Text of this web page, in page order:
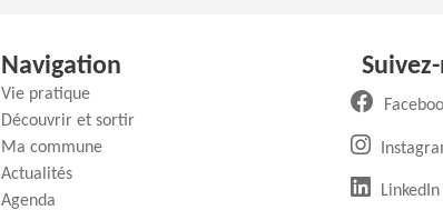
Navigation
Vie pratique
Découvrir et sortir
Ma commune
Actualités
Agenda
LinkedIn